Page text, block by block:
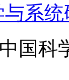
系
国科